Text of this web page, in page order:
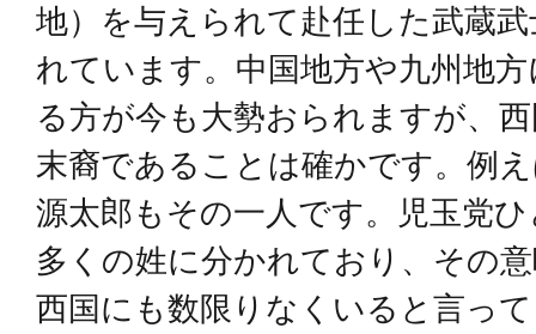
地）を与えられて赴任した武蔵
れています。中国地方や九州地
る方が今も大勢おられますが、
末裔であることは確かです。例
源太郎もその一人です。児玉党
多くの姓に分かれており、その
西国にも数限りなくいると言っ